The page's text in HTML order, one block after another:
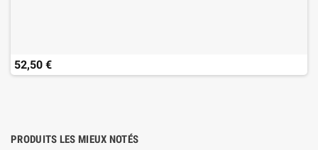
52,50 €
PRODUITS LES MIEUX NOTÉS